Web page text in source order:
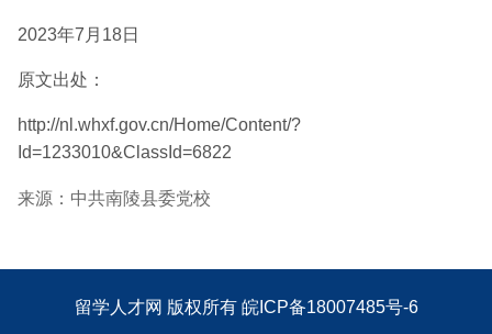
2023年7月18日
原文出处：
http://nl.whxf.gov.cn/Home/Content/?
Id=1233010&ClassId=6822
来源：中共南陵县委党校
留学人才网 版权所有 皖ICP备18007485号-6